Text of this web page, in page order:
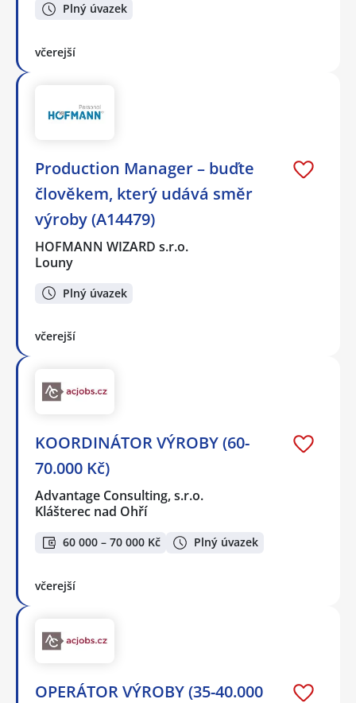
Plný úvazek
včerejší
Production Manager – buďte
člověkem, který udává směr
výroby (A14479)
HOFMANN WIZARD s.r.o.
Louny
Plný úvazek
včerejší
KOORDINÁTOR VÝROBY (60-
70.000 Kč)
Advantage Consulting, s.r.o.
Klášterec nad Ohří
60 000 – 70 000 Kč Plný úvazek
včerejší
OPERÁTOR VÝROBY (35-40.000